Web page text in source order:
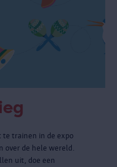
te trainen in de expo
de hele wereld.
uit, doe een